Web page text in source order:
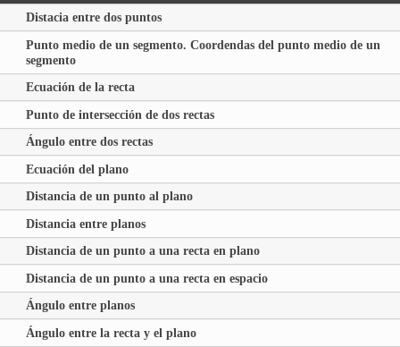
Distacia entre dos puntos
Punto medio de un segmento. Coordendas del punto medio de un
segmento
Ecuación de la recta
Punto de intersección de dos rectas
Ángulo entre dos rectas
Ecuación del plano
Distancia de un punto al plano
Distancia entre planos
Distancia de un punto a una recta en plano
Distancia de un punto a una recta en espacio
Ángulo entre planos
Ángulo entre la recta y el plano